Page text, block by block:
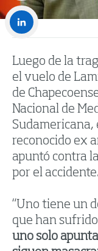
Luego de la
el vuelo de
de
Nacional de
Sudamericana,
reconocido ex
apuntó contra
por el accidente.
“Uno tiene un
que han
uno solo
WhatsApp